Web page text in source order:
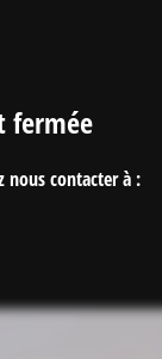
fermée
nous contacter à :